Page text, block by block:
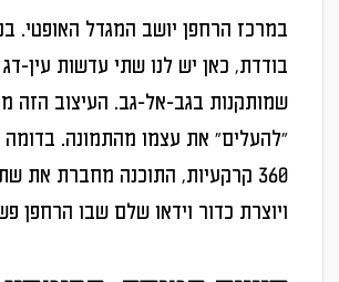
במרכז הרחפן יושב המגדל האופטי.
שמותקנות בגב-אל-גב. העיצוב הזה
"להעלים" את עצמו מהתמונה.
360 קרקעיות, התוכנה מחברת את
ויוצרת כדור וידאו שלם שבו הרחפן